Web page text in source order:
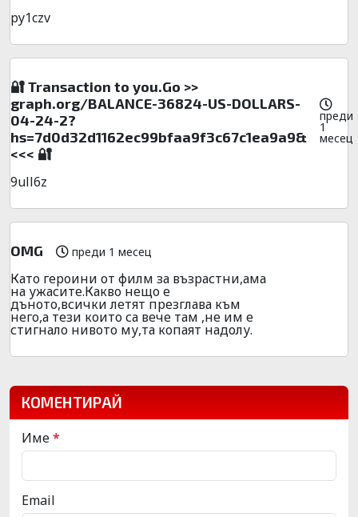
py1czv
🔐 Transaction to you.Go >>
graph.org/BALANCE-36824-US-DOLLARS-
04-24-2?
hs=7d0d32d1162ec99bfaa9f3c67c1ea9a9&
<<< 🔐
преди
1
месец
9ull6z
OMG преди 1 месец
Като героини от филм за възрастни,ама
на ужасите.Какво нещо е
дъното,всички летят презглава към
него,а тези които са вече там ,не им е
стигнало нивото му,та копаят надолу.
КОМЕНТИРАЙ
Име*
Email